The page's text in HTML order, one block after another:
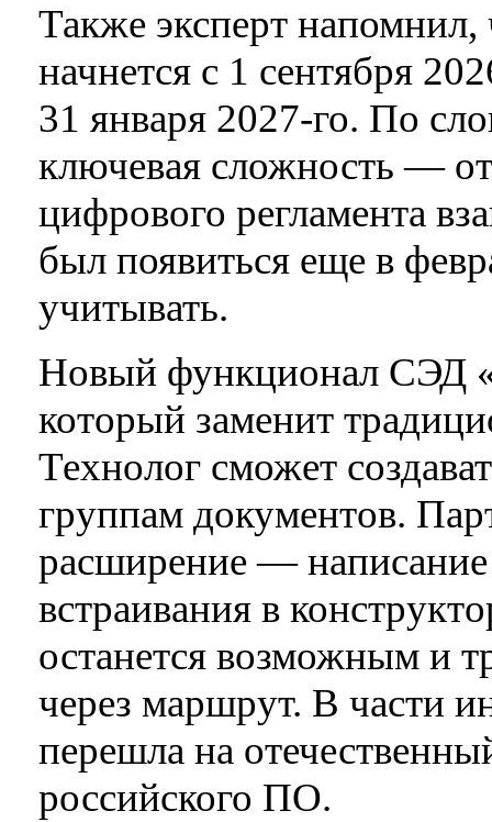
Также эксперт
начнется с 1 сентября
31 января 2027-го. По
ключевая сложность —
цифрового регламента
был появиться еще в
учитывать.
Новый функционал СЭД
который заменит
Технолог сможет
группам документов.
расширение —
встраивания в
останется возможным и
через маршрут. В части
перешла на
российского ПО.